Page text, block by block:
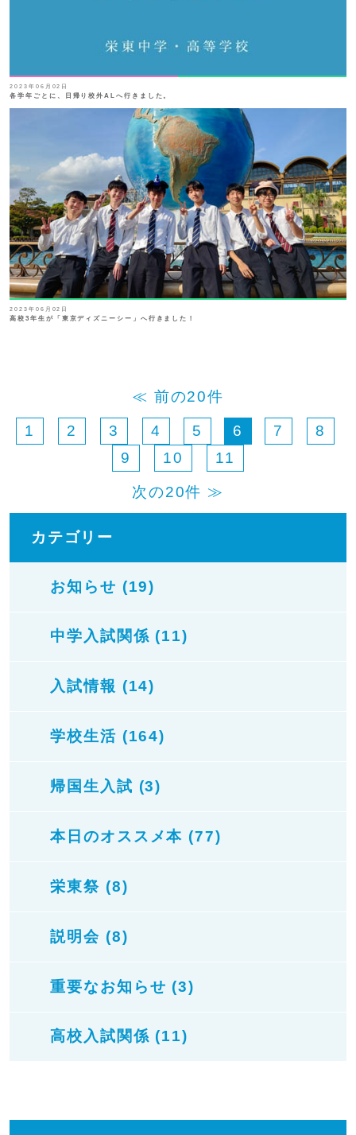
2023年06月02日
各学年ごとに、日帰り校外ALへ行きました。
2023年06月02日
高校3年生が「東京ディズニーシー」へ行きました！
≪ 前の20件
1 2 3 4 5 6 7
8
9
10 11
次の20件 ≫
カテゴリー
お知らせ (19)
中学入試関係 (11)
入試情報 (14)
学校生活 (164)
帰国生入試 (3)
本日のオススメ本 (77)
栄東祭 (8)
説明会 (8)
重要なお知らせ (3)
高校入試関係 (11)